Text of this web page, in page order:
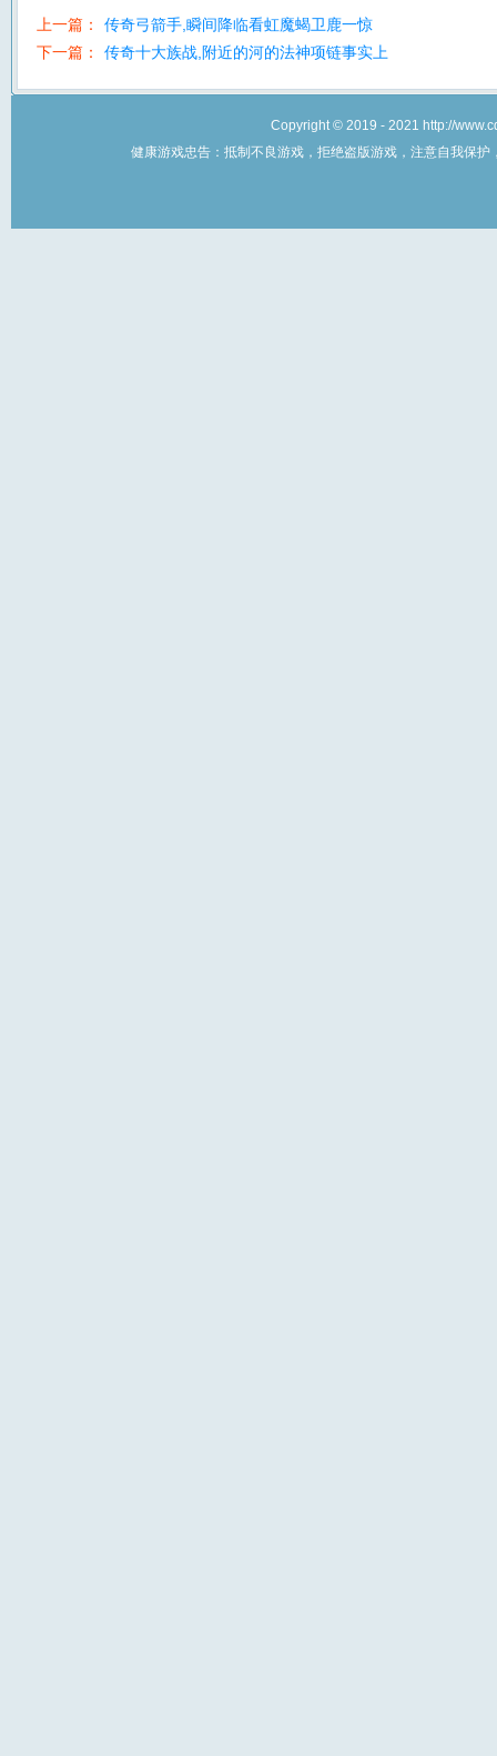
上一篇：
传奇弓箭手,瞬间降临看虹魔蝎卫鹿一惊
下一篇：
传奇十大族战,附近的河的法神项链事实上
Copyright © 2019 - 2021 http://
健康游戏忠告：抵制不良游戏，拒绝盗版游戏，注意自我保